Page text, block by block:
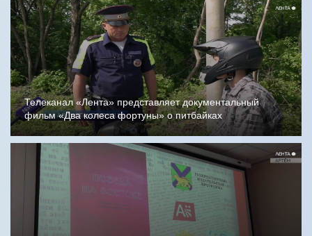
Телеканал «Лента» представляет документальный
фильм «Два колеса фортуны» о питбайках